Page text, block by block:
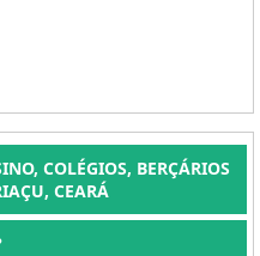
COLÉGIOS, BERÇÁRIOS
CEARÁ